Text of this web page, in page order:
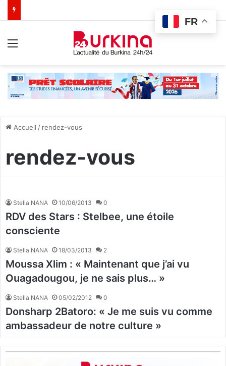
Accueil / rendez-vous
rendez-vous
Stella NANA 10/06/2013 0
RDV des Stars : Stelbee, une étoile
consciente
Stella NANA 18/03/2013 2
Moussa Xlim : « Maintenant que j’ai vu
Ouagadougou, je ne sais plus… »
Stella NANA 05/02/2012 0
Donsharp 2Batoro: « Je me suis vu comme
ambassadeur de notre culture »
FR